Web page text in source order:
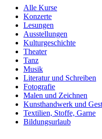
Alle Kurse
Konzerte
Lesungen
Ausstellungen
Kulturgeschichte
Theater
Tanz
Musik
Literatur und Schreiben
Fotografie
Malen und Zeichnen
Kunsthandwerk und
Textilien, Stoffe, Garne
Bildungsurlaub